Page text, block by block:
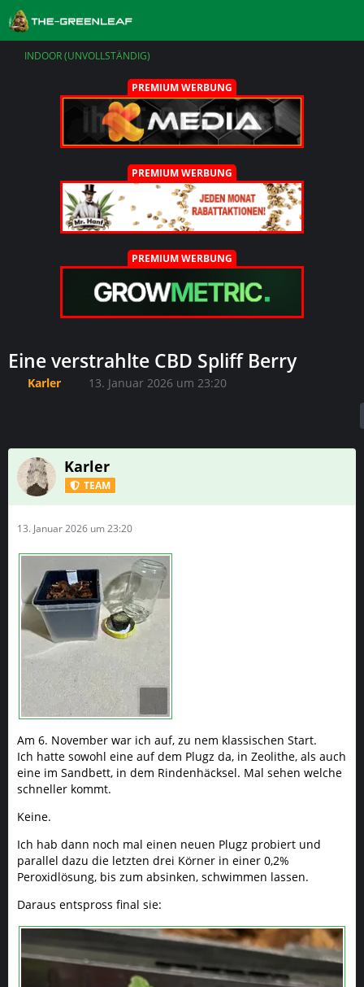
INDOOR (UNVOLLSTÄNDIG)
PREMIUM WERBUNG
PREMIUM WERBUNG
PREMIUM WERBUNG
Eine verstrahlte CBD Spliff Berry
Karler 13. Januar 2026 um 23:20
Karler
TEAM
13. Januar 2026 um 23:20
Am 6. November war ich auf, zu nem klassischen Start.
Ich hatte sowohl eine auf dem Plugz da, in Zeolithe, als auch
eine im Sandbett, in dem Rindenhäcksel. Mal sehen welche
schneller kommt.
Keine.
Ich hab dann noch mal einen neuen Plugz probiert und
parallel dazu die letzten drei Körner in einer 0,2%
Peroxidlösung, bis zum absinken, schwimmen lassen.
Daraus entspross final sie: